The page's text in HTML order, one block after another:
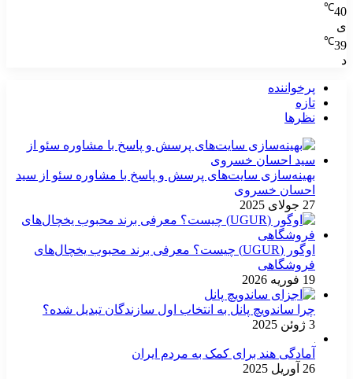
40
℃
ی
39
℃
د
پرخواننده
تازه
نظرها
بهینه‌سازی سایت‌های پرسش و پاسخ با مشاوره سئو از سید
احسان خسروی
27 جولای 2025
اوگور (UGUR) چیست؟ معرفی برند محبوب یخچال‌های
فروشگاهی
19 فوریه 2026
چرا ساندویچ پانل به انتخاب اول سازندگان تبدیل شده؟
3 ژوئن 2025
آمادگی هند برای کمک به مردم ایران
26 آوریل 2025